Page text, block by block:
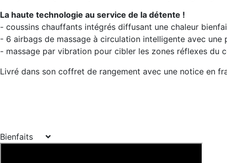
La haute technologie au service de la détente !
- coussins chauffants intégrés diffusant une chaleur
- 6 airbags de massage à circulation intelligente avec une
- massage par vibration pour cibler les zones réflexes du
Livré dans son coffret de rangement avec une notice en
Bienfaits